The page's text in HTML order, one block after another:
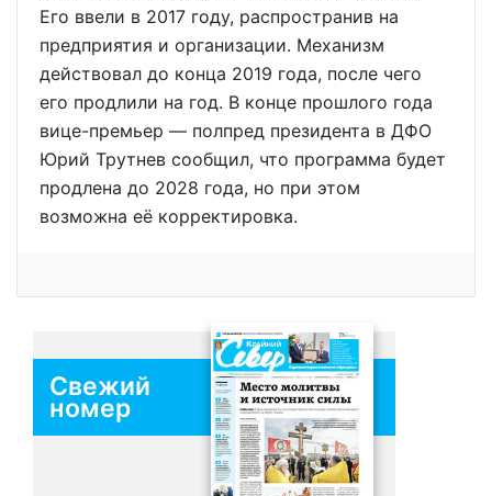
Его ввели в 2017 году, распространив на
предприятия и организации. Механизм
действовал до конца 2019 года, после чего
его продлили на год. В конце прошлого года
вице-премьер — полпред президента в ДФО
Юрий Трутнев сообщил, что программа будет
продлена до 2028 года, но при этом
возможна её корректировка.
Свежий
номер